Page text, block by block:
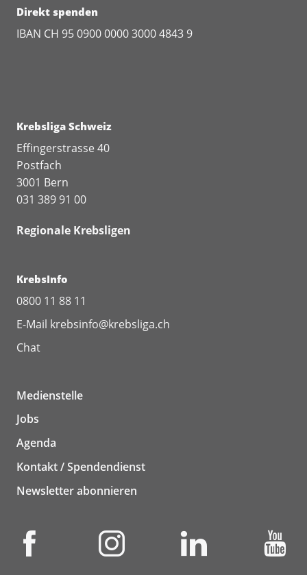
Direkt spenden
IBAN CH 95 0900 0000 3000 4843 9
Krebsliga Schweiz
Effingerstrasse 40
Postfach
3001 Bern
031 389 91 00
Regionale Krebsligen
KrebsInfo
0800 11 88 11
E-Mail krebsinfo@krebsliga.ch
Chat
Medienstelle
Jobs
Agenda
Kontakt / Spendendienst
Newsletter abonnieren